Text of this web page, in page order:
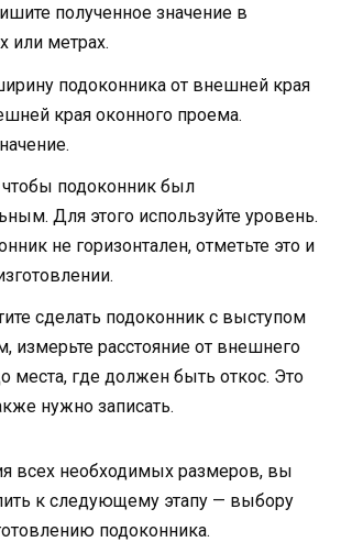
полученное значение в
или метрах.
подоконника от внешней края
края оконного проема.
чтобы подоконник был
Для этого используйте уровень.
не горизонтален, отметьте это и
сделать подоконник с выступом
измерьте расстояние от внешнего
места, где должен быть откос. Это
нужно записать.
всех необходимых размеров, вы
к следующему этапу — выбору
подоконника.